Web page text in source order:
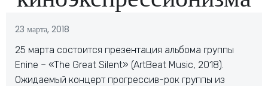
23 марта, 2018
25 марта состоится презентация альбома группы
Enine – «The Great Silent» (ArtBeat Music, 2018).
Ожидаемый концерт прогрессив-рок группы из